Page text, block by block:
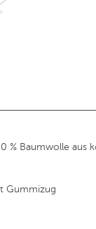
% Baumwolle aus
Gummizug